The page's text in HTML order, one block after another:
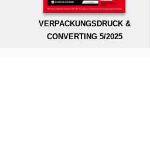
VERPACKUNGSDRUCK &
CONVERTING 5/2025